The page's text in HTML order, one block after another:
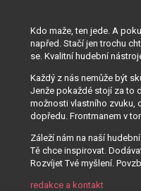
Kdo maže, ten jede. A
napřed. Stačí jen trochu
se. Kvalitní hudební
Každý z nás nemůže být
Jenže pokaždé stojí za to
možnosti vlastního zvuku,
dopředu. Frontmanem v
Záleží nám na naší
Tě chce inspirovat.
Rozvíjet Tvé myšlení.
redakce a kontakt